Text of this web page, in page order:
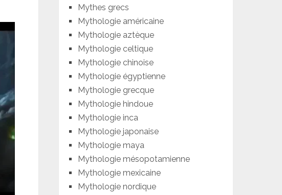
Mythes grecs
Mythologie américaine
Mythologie aztèque
Mythologie celtique
Mythologie chinoise
Mythologie égyptienne
Mythologie grecque
Mythologie hindoue
Mythologie inca
Mythologie japonaise
Mythologie maya
Mythologie mésopotamienne
Mythologie mexicaine
Mythologie nordique